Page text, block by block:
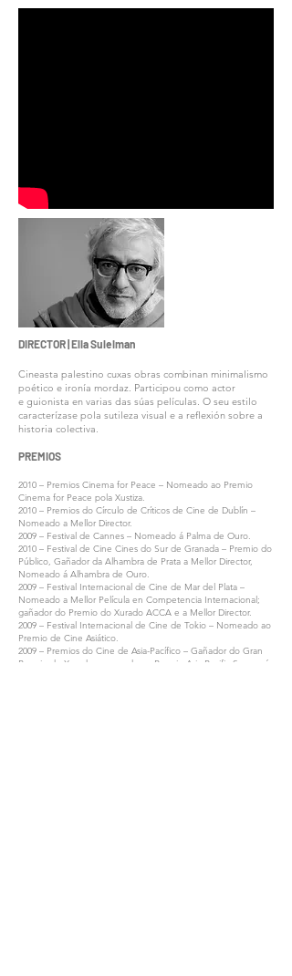
DIRECTOR | Elia Suleiman
Cineasta palestino cuxas obras combinan minimalismo
poético e ironía mordaz. Participou como actor
e guionista en varias das súas películas. O seu estilo
caracterízase pola sutileza visual e a reflexión sobre a
historia colectiva.
PREMIOS
2010 – Premios Cinema for Peace – Nomeado ao Premio
Cinema for Peace pola Xustiza.
2010 – Premios do Círculo de Críticos de Cine de Dublín –
Nomeado a Mellor Director.
2009 – Festival de Cannes – Nomeado á Palma de Ouro.
2010 – Festival de Cine Cines do Sur de Granada – Premio do
Público, Gañador da Alhambra de Prata a Mellor Director,
Nomeado á Alhambra de Ouro.
2009 – Festival Internacional de Cine de Mar del Plata –
Nomeado a Mellor Película en Competencia Internacional;
gañador do Premio do Xurado ACCA e a Mellor Director.
2009 – Festival Internacional de Cine de Tokio – Nomeado ao
Premio de Cine Asiático.
2009 – Premios do Cine de Asia-Pacífico – Gañador do Gran
Premio do Xurado; nomeado ao Premio Asia Pacific Screen á